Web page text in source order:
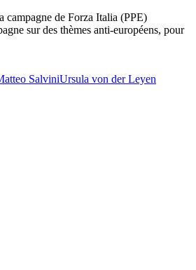
campagne de Forza Italia (PPE)
sur des thèmes anti-européens, pour
SalviniUrsula von der Leyen